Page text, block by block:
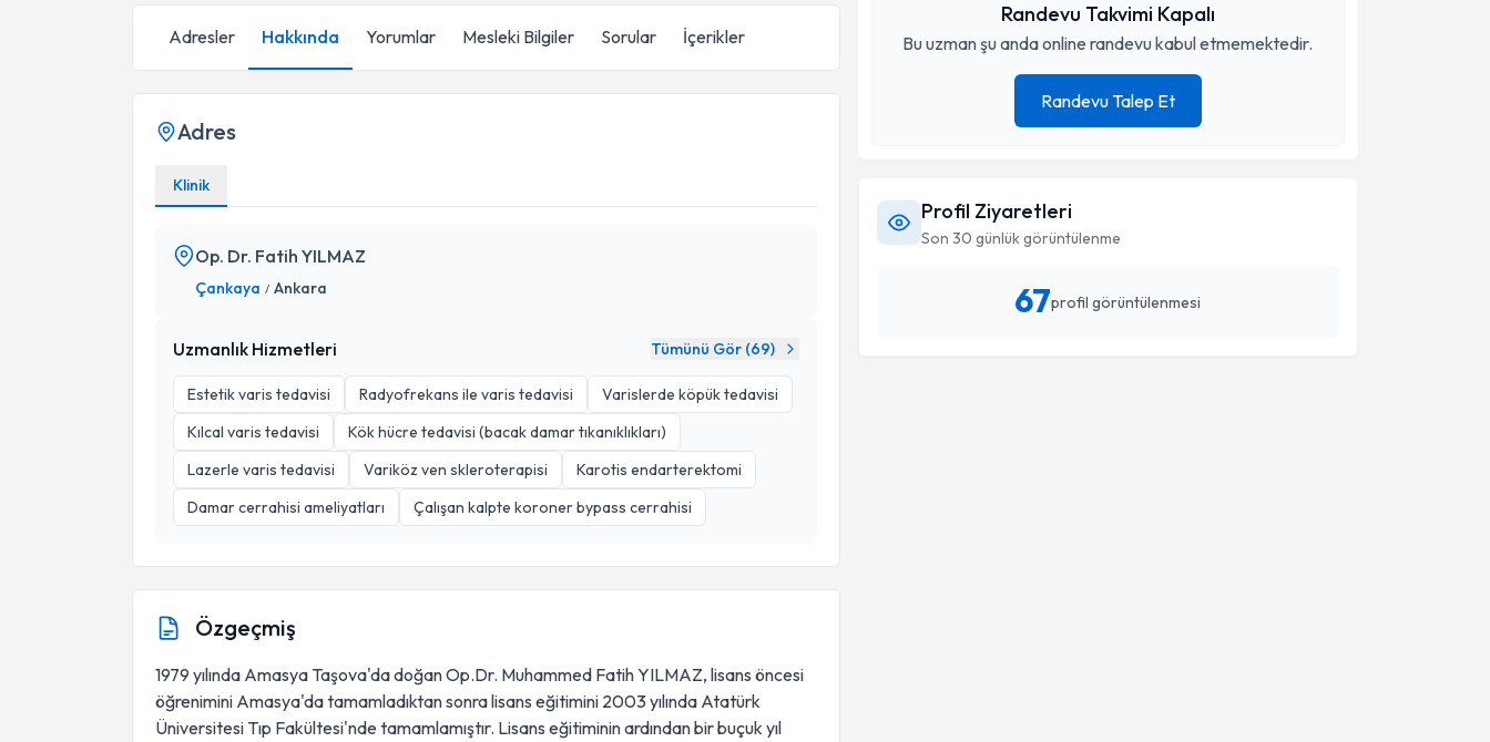
Adresler Hakkında Yorumlar Mesleki Bilgiler Sorular İçerikler
Adres
Klinik
Op. Dr. Fatih YILMAZ
Çankaya / Ankara
Uzmanlık Hizmetleri Tümünü Gör (69)
Estetik varis tedavisi Radyofrekans ile varis tedavisi
Varislerde köpük tedavisi
Kılcal varis tedavisi
Kök hücre tedavisi (bacak damar tıkanıklıkları)
Lazerle varis tedavisi
Variköz ven skleroterapisi
Karotis endarterektomi
Damar cerrahisi ameliyatları
Çalışan kalpte koroner bypass cerrahisi
Özgeçmiş
1979 yılında Amasya Taşova'da doğan Op.Dr. Muhammed Fatih YILMAZ, lisans öncesi
öğrenimini Amasya'da tamamladıktan sonra lisans eğitimini 2003 yılında Atatürk
Üniversitesi Tıp Fakültesi'nde tamamlamıştır. Lisans eğitiminin ardından bir buçuk yıl
Randevu Takvimi Kapalı
Bu uzman şu anda online randevu kabul etmemektedir.
Randevu Talep Et
Profil Ziyaretleri
Son 30 günlük görüntülenme
67profil görüntülenmesi